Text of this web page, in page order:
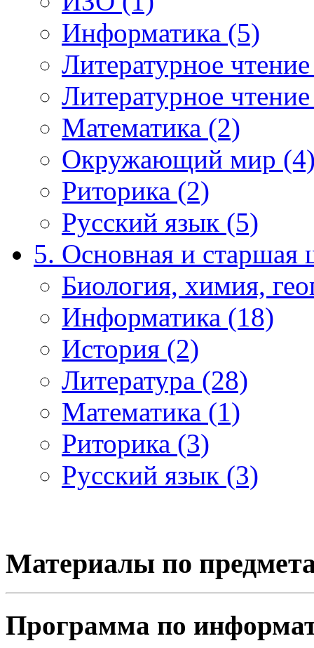
Информатика (5)
Литературное
Литературное
Математика (2)
Окружающий мир
Риторика (2)
Русский язык (5)
5. Основная и старшая
Биология, химия,
Информатика (18)
История (2)
Литература (28)
Математика (1)
Риторика (3)
Русский язык (3)
Материалы по
Программа по